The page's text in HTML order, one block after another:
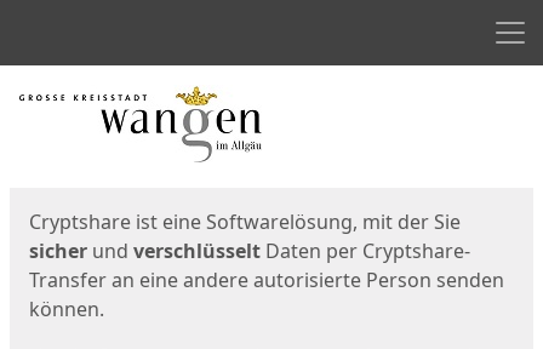
Start
Cryptshare ist eine Softwarelösung, mit der Sie
sicher und verschlüsselt Daten per Cryptshare-
Transfer an eine andere autorisierte Person senden
können.